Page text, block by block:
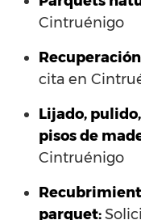
Cintruénigo
cita en
Lijado,
pisos de
Cintruénigo
parquet: